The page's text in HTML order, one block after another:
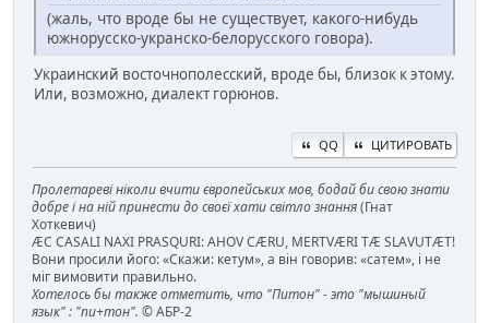
(жаль, что вроде бы не существует, какого-нибудь
южнорусско-укранско-белорусского говора).
Украинский восточнополесский, вроде бы, близок к этому.
Или, возможно, диалект горюнов.
QQ ЦИТИРОВАТЬ
Пролетареві ніколи вчити європейських мов, бодай би свою знати
добре і на ній принести до своєї хати світло знання(Гнат
Хоткевич)
ÆC CASALI NAXI PRASQURI: AHOV CÆRU, MERTVÆRI TÆ SLAVUTÆT!
Вони просили його: «Скажи: кетум», а він говорив: «сатем», і не
міг вимовити правильно.
Хотелось бы также отметить, что "Питон" - это "мышиный
язык" : "пи+тон". © АБР-2